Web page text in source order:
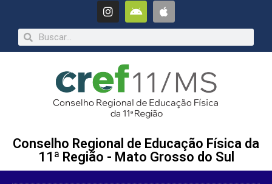
Conselho Regional de Educação Física da
11ª Região - Mato Grosso do Sul